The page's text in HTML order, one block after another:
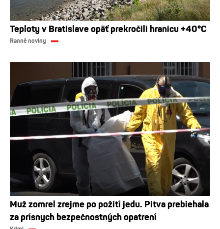
Teploty v Bratislave opäť prekročili hranicu +40°C
Ranné noviny
Muž zomrel zrejme po požití jedu. Pitva prebiehala
za prísnych bezpečnostných opatrení